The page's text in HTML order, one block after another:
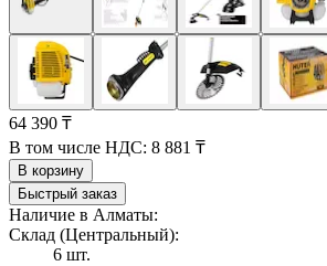
64 390 ₸
В том числе НДС: 8 881 ₸
В корзину
Быстрый заказ
Наличие в Алматы:
Склад (Центральный):
6 шт.